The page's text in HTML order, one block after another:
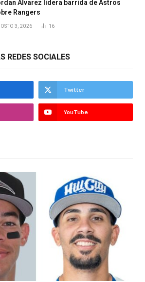
Álvarez lidera barrida de Astros
Rangers
3, 2026 16
REDES SOCIALES
Twitter
YouTube